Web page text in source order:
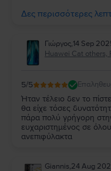
όσους θέλουν να
Δες περισσότερες
Γιώργος,14 Sep
Huawei Cat others,
5/5
Ήταν τέλειο δεν το
θα είχε τόσες
πάρα πολύ γρήγορη
ευχαριστημένος σε
ανεπιφύλακτα
Giannis,24 Aug